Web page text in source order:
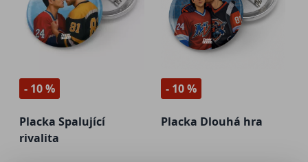
- 10 %
Placka Spalující
rivalita
- 10 %
Placka Dlouhá hra